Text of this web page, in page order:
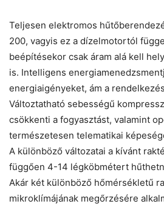
Teljesen elektromos
200, vagyis ez a dízelmotortól
beépítésekor csak áram alá kell
is. Intelligens
energiaigényeket, ám a
Változtatható sebességű
csökkenti a fogyasztást, valamint
természetesen telematikai
A különböző változatai a kívánt
függően 4-14 légköbmétert
Akár két különböző hőmérsékletű
mikroklímájának megőrzésére